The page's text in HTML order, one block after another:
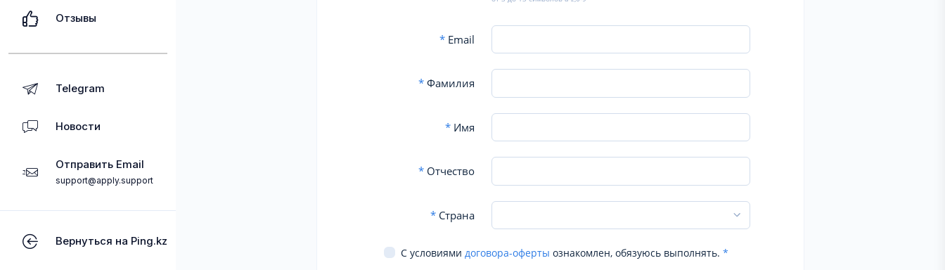
Отзывы
Telegram
Новости
Отправить Email
support@apply.support
Вернуться на Ping.kz
*Email
*Фамилия
*Имя
*Отчество
*Страна
С условиями договора-оферты ознакомлен, обязуюсь выполнять. *